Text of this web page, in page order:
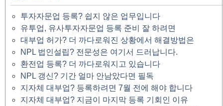
투자자문업 등록? 쉽지 않은 업무입니다
유투업, 유사투자자문업 등록 준비 잘 하려면
대부업 허가? 더 까다로워진 상황에서 해결방법은
NPL 법인설립? 전문성은 여기서 드러납니다.
환전업 등록? 더 까다로워지고 있습니다
NPL 갱신? 기간 얼마 안남았다면 필독
지자체 대부업? 등록하려면 7월 전에 해야 합니다
지자체 대부업? 지금이 마지막 등록 기회인 이유